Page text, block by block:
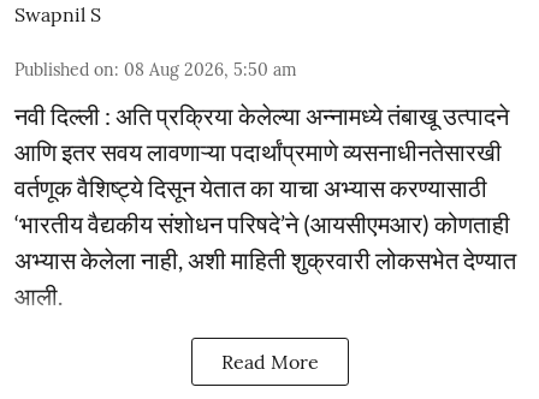
Swapnil S
Published on: 08 Aug 2026, 5:50 am
नवी दिल्ली : अति प्रक्रिया केलेल्या अन्नामध्ये तंबाखू उत्पादने
आणि इतर सवय लावणाऱ्या पदार्थांप्रमाणे व्यसनाधीनतेसारखी
वर्तणूक वैशिष्ट्ये दिसून येतात का याचा अभ्यास करण्यासाठी
‘भारतीय वैद्यकीय संशोधन परिषदे’ने (आयसीएमआर) कोणताही
अभ्यास केलेला नाही, अशी माहिती शुक्रवारी लोकसभेत देण्यात
आली.
Read More